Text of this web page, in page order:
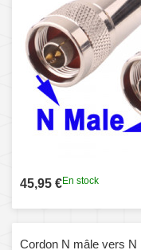
45,95 €En stock
Cordon N mâle vers N